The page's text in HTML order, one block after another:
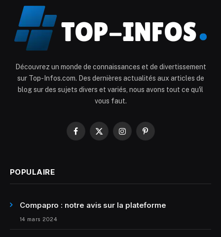
Découvrez un monde de connaissances et de divertissement
sur Top-Infos.com. Des dernières actualités aux articles de
blog sur des sujets divers et variés, nous avons tout ce qu'il
vous faut.
Facebook
X
InstagramPinterest
POPULAIRE
Compapro : notre avis sur la plateforme
14 mars 2024